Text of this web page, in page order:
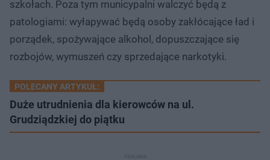
szkołach. Poza tym municypalni walczyć będą z
patologiami: wyłapywać będą osoby zakłócające ład i
porządek, spożywające alkohol, dopuszczające się
rozbojów, wymuszeń czy sprzedające narkotyki.
POLECANY ARTYKUŁ:
Duże utrudnienia dla kierowców na ul.
Grudziądzkiej do piątku